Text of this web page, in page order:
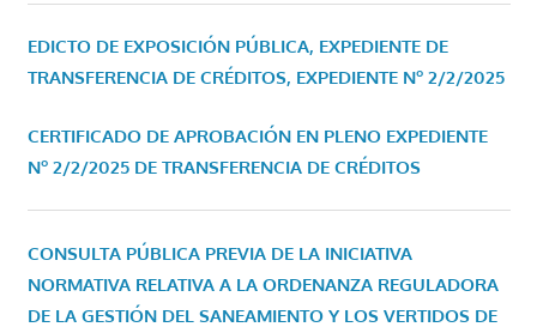
EDICTO DE EXPOSICIÓN PÚBLICA, EXPEDIENTE DE
TRANSFERENCIA DE CRÉDITOS, EXPEDIENTE Nº 2/2/2025
CERTIFICADO DE APROBACIÓN EN PLENO EXPEDIENTE
Nº 2/2/2025 DE TRANSFERENCIA DE CRÉDITOS
CONSULTA PÚBLICA PREVIA DE LA INICIATIVA
NORMATIVA RELATIVA A LA ORDENANZA REGULADORA
DE LA GESTIÓN DEL SANEAMIENTO Y LOS VERTIDOS DE